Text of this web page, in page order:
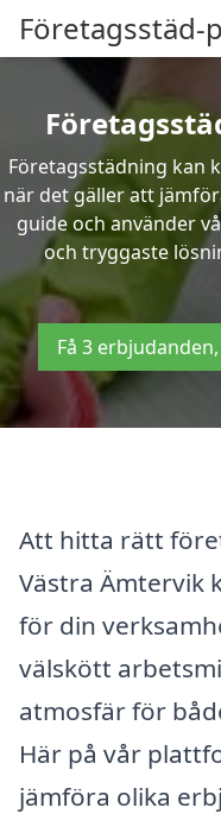
Företagsstäd-
Företagsstädning kan
när det gäller att
guide och använder
och tryggaste
Få 3
Att hitta rätt
Västra Ämtervik
för din
välskött
atmosfär för
Här på vår
jämföra olika